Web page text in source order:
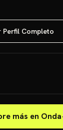
Perfil Completo
más en Onda